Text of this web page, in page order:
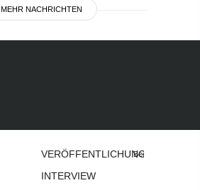
MEHR NACHRICHTEN
VERÖFFENTLICHUNGEN
INTERVIEW
Bei